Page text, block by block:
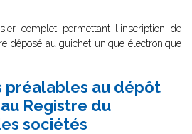
complet permettant l'inscription de
déposé au guichet unique électronique
préalables au dépôt
Registre du
sociétés